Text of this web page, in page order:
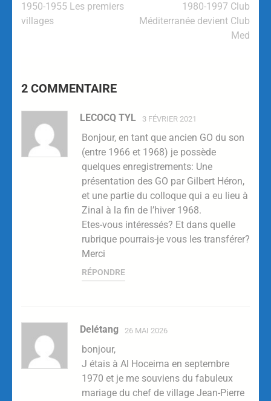
1950-1955 Les premiers
villages
1980-1997 Club
Méditerranée devient Club
Med
2 COMMENTAIRE
LECOCQ TYL 3 FÉVRIER 2021
Bonjour, en tant que ancien GO du son
(entre 1966 et 1968) je possède
quelques enregistrements: Une
présentation des GO par Gilbert Héron,
et une partie du colloque qui a eu lieu à
Zinal à la fin de l’hiver 1968.
Etes-vous intéressés? Et dans quelle
rubrique pourrais-je vous les transférer?
Merci
RÉPONDRE
Delétang 26 MAI 2026
bonjour,
J étais à Al Hoceima en septembre
1970 et je me souviens du fabuleux
mariage du chef de village Jean-Pierre